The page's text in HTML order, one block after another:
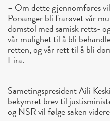
– Om dette gjennomføres
Porsanger bli frarøvet vår
domstol med samisk retts-
vår mulighet til å bli
retten, og vår rett til å bli
Eira.
Sametingspresident Aili
bekymret brev til
og NSR vil følge saken